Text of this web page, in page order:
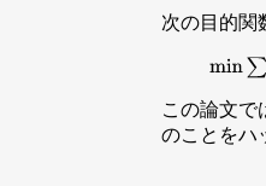
次の目的関
min∑t λ
この論文
のことをハ